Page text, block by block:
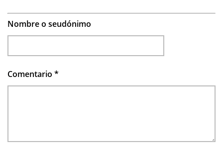
Nombre o seudónimo
Comentario *